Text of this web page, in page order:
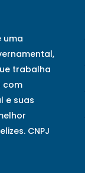
uma
trabalha
com
e suas
CNPJ